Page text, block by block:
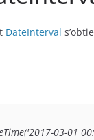
DateInterval
03-01